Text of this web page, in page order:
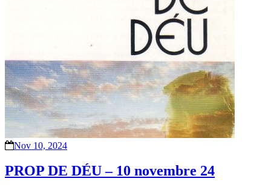
Nov 10, 2024
PROP DE DÉU – 10 novembre 24